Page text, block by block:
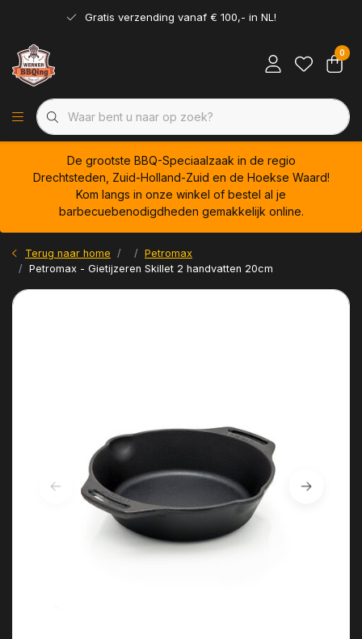
Gratis verzending vanaf € 100,- in NL!
0
De grootste BBQ-Speciaalzaak in de regio
Drechtsteden, Zuid-Holland-Zuid en de Hoekse Waard!
Kom langs in onze winkel of bestel al je
barbecuebenodigdheden gemakkelijk online.
Terug naar home
Petromax
Petromax - Gietijzeren Skillet 2 handvatten 20cm